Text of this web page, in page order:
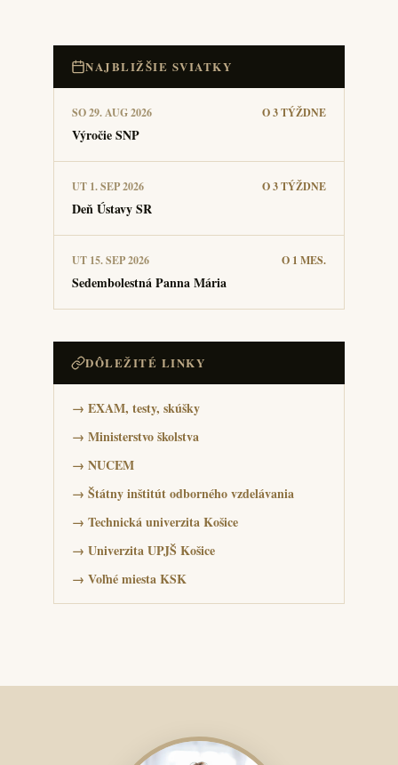
NAJBLIŽŠIE SVIATKY
SO 29. AUG 2026 O 3 TÝŽDNE
Výročie SNP
UT 1. SEP 2026 O 3 TÝŽDNE
Deň Ústavy SR
UT 15. SEP 2026 O 1 MES.
Sedembolestná Panna Mária
DÔLEŽITÉ LINKY
→ EXAM, testy, skúšky
→ Ministerstvo školstva
→ NUCEM
→ Štátny inštitút odborného vzdelávania
→ Technická univerzita Košice
→ Univerzita UPJŠ Košice
→ Voľné miesta KSK